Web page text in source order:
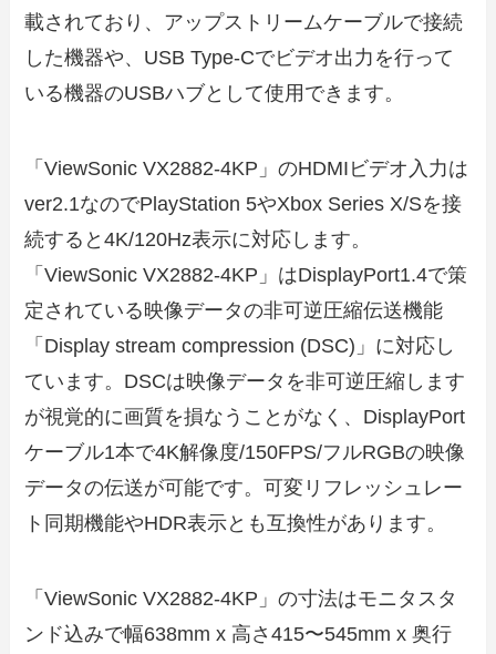
載されており、アップストリームケーブルで接続
した機器や、USB Type-Cでビデオ出力を行って
いる機器のUSBハブとして使用できます。
「ViewSonic VX2882-4KP」のHDMIビデオ入力は
ver2.1なのでPlayStation 5やXbox Series X/Sを接
続すると4K/120Hz表示に対応します。
「ViewSonic VX2882-4KP」はDisplayPort1.4で策
定されている映像データの非可逆圧縮伝送機能
「Display stream compression (DSC)」に対応し
ています。DSCは映像データを非可逆圧縮します
が視覚的に画質を損なうことがなく、DisplayPort
ケーブル1本で4K解像度/150FPS/フルRGBの映像
データの伝送が可能です。可変リフレッシュレー
ト同期機能やHDR表示とも互換性があります。
「ViewSonic VX2882-4KP」の寸法はモニタスタ
ンド込みで幅638mm x 高さ415〜545mm x 奥行